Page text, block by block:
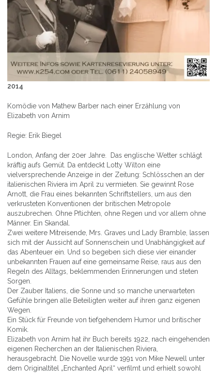
2014
Komödie von Mathew Barber nach einer Erzählung von
Elizabeth von Arnim
Regie: Erik Biegel
London, Anfang der 20er Jahre. Das englische Wetter schlägt
kräftig aufs Gemüt. Da entdeckt Lotty Wilton eine
vielversprechende Anzeige in der Zeitung: Schlösschen an der
italienischen Riviera im April zu vermieten. Sie gewinnt Rose
Arnott, die Frau eines bekannten Schriftstellers, um aus den
verkrusteten Konventionen der britischen Metropole
auszubrechen. Ohne Pflichten, ohne Regen und vor allem ohne
Männer. Ein Skandal.
Zwei weitere Mitreisende, Mrs. Graves und Lady Bramble, lassen
sich mit der Aussicht auf Sonnenschein und Unabhängigkeit auf
das Abenteuer ein. Und so begeben sich diese vier einander
unbekannten Frauen auf eine gemeinsame Reise, raus aus den
Regeln des Alltags, beklemmenden Erinnerungen und steten
Sorgen.
Der Zauber Italiens, die Sonne und so manche unerwarteten
Gefühle bringen alle Beteiligten weiter auf ihren ganz eigenen
Wegen.
Ein Stück für Freunde von tiefgehendem Humor und britischer
Komik.
Elizabeth von Arnim hat ihr Buch bereits 1922, nach eingehenden
eigenen Recherchen an der Italienischen Riviera,
herausgebracht. Die Novelle wurde 1991 von Mike Newell unter
dem Originaltitel „Enchanted April“ verfilmt und erhielt sowohl